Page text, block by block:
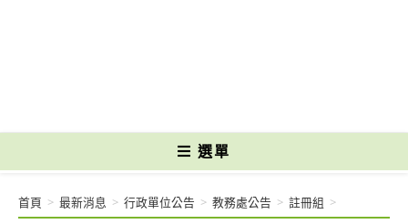
選單
首頁 > 最新消息 > 行政單位公告 > 教務處公告 > 註冊組 >